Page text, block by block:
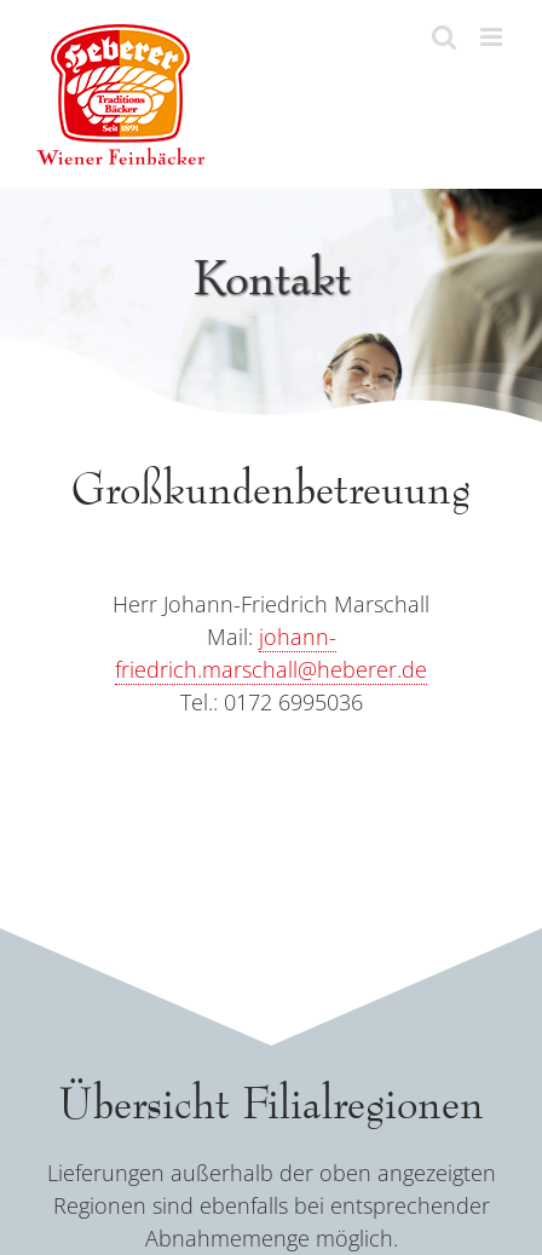
Inhalt
springen
Kontakt
Großkundenbetreuung
Herr Johann-Friedrich Marschall
Mail: johann-
friedrich.marschall@heberer.de
Tel.: 0172 6995036
Übersicht Filialregionen
Lieferungen außerhalb der oben angezeigten
Regionen sind ebenfalls bei entsprechender
Abnahmemenge möglich.